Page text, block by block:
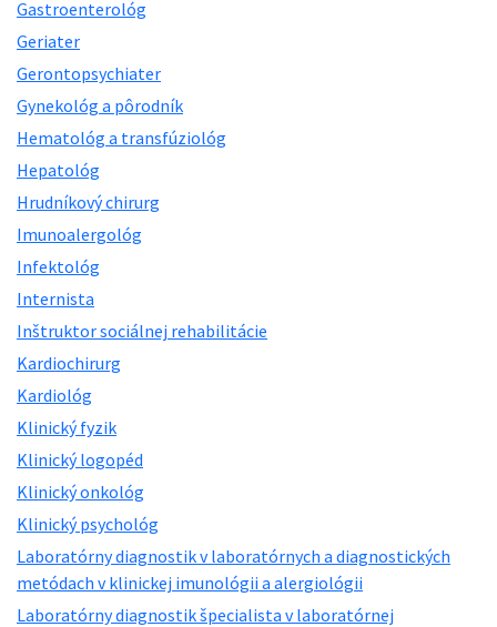
Gastroenterológ
Geriater
Gerontopsychiater
Gynekológ a pôrodník
Hematológ a transfúziológ
Hepatológ
Hrudníkový chirurg
Imunoalergológ
Infektológ
Internista
Inštruktor sociálnej rehabilitácie
Kardiochirurg
Kardiológ
Klinický fyzik
Klinický logopéd
Klinický onkológ
Klinický psychológ
Laboratórny diagnostik v laboratórnych a diagnostických
metódach v klinickej imunológii a alergiológii
Laboratórny diagnostik špecialista v laboratórnej